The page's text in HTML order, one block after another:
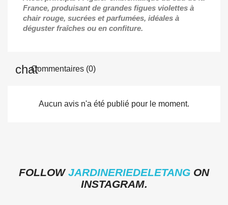
France, produisant de grandes figues violettes à
chair rouge, sucrées et parfumées, idéales à
déguster fraîches ou en confiture.
Commentaires (0)
Aucun avis n'a été publié pour le moment.
FOLLOW JARDINERIEDELETANG ON
INSTAGRAM.